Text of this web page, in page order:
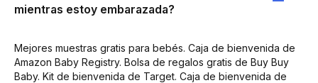
mientras estoy embarazada?
Mejores muestras gratis para bebés. Caja de bienvenida de
Amazon Baby Registry. Bolsa de regalos gratis de Buy Buy
Baby. Kit de bienvenida de Target. Caja de bienvenida de